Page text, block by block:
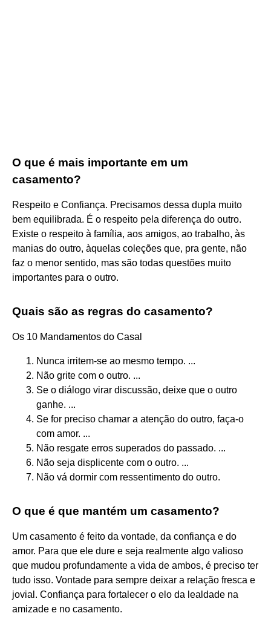
O que é mais importante em um
casamento?
Respeito e Confiança. Precisamos dessa dupla muito
bem equilibrada. É o respeito pela diferença do outro.
Existe o respeito à família, aos amigos, ao trabalho, às
manias do outro, àquelas coleções que, pra gente, não
faz o menor sentido, mas são todas questões muito
importantes para o outro.
Quais são as regras do casamento?
Os 10 Mandamentos do Casal
Nunca irritem-se ao mesmo tempo. ...
Não grite com o outro. ...
Se o diálogo virar discussão, deixe que o outro
ganhe. ...
Se for preciso chamar a atenção do outro, faça-o
com amor. ...
Não resgate erros superados do passado. ...
Não seja displicente com o outro. ...
Não vá dormir com ressentimento do outro.
O que é que mantém um casamento?
Um casamento é feito da vontade, da confiança e do
amor. Para que ele dure e seja realmente algo valioso
que mudou profundamente a vida de ambos, é preciso ter
tudo isso. Vontade para sempre deixar a relação fresca e
jovial. Confiança para fortalecer o elo da lealdade na
amizade e no casamento.